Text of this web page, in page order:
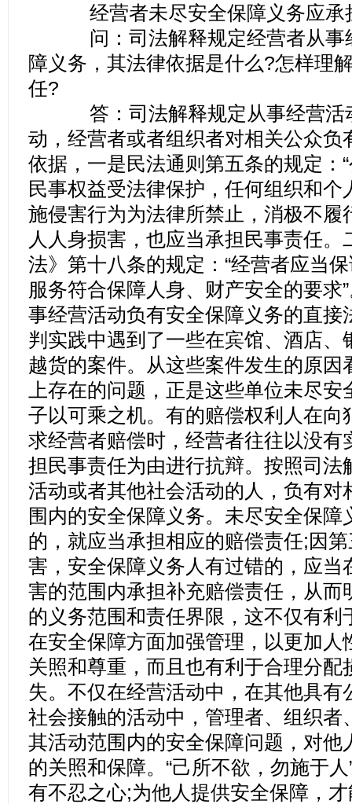
经营者未尽安全保障义务应承
问：司法解释规定经营者从事
障义务，其法律依据是什么?怎样理
任?
答：司法解释规定从事经营活
动，经营者或者组织者对相关公众负
依据，一是民法通则第五条的规定：
民事权益受法律保护，任何组织和个
施侵害行为为法律所禁止，消极不履
人人身损害，也应当承担民事责任
法》第十八条的规定：“经营者应当
服务符合保障人身、财产安全的要求
事经营活动负有安全保障义务的直接
判实践中遇到了一些在宾馆、酒店、
越货的案件。从这些案件发生的原因
上存在的问题，正是这些单位未尽
子以可乘之机。有的赔偿权利人在向
求经营者赔偿时，经营者往往以没有
担民事责任为由进行抗辩。按照司法
活动或者其他社会活动的人，负有对
围内的安全保障义务。未尽安全保
的，就应当承担相应的赔偿责任;因
害，安全保障义务人有过错的，应当
害的范围内承担补充赔偿责任，从而
的义务范围和责任界限，这不仅有利
在安全保障方面加强管理，以更加人
关照和尊重，而且也有利于合理分配
失。不仅在经营活动中，在其他具有
社会接触的活动中，管理者、组织者
其活动范围内的安全保障问题，对他
的关照和保障。“己所不欲，勿施于
有不忍之心;为他人提供安全保障，